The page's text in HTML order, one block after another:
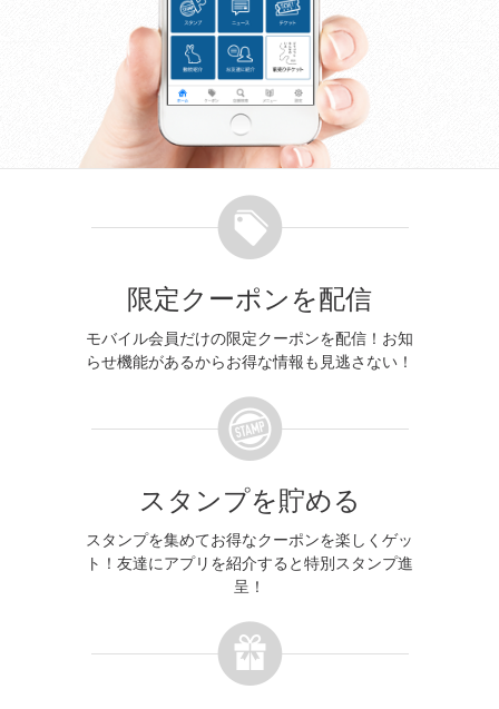
限定クーポンを配信
モバイル会員だけの限定クーポンを配信！お知
らせ機能があるからお得な情報も見逃さない！
スタンプを貯める
スタンプを集めてお得なクーポンを楽しくゲッ
ト！友達にアプリを紹介すると特別スタンプ進
呈！